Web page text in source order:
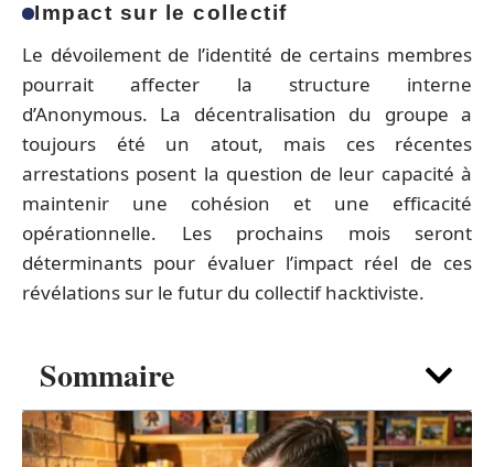
Sommaire
Impact sur le collectif
Le dévoilement de l’identité de certains membres
pourrait affecter la structure interne
d’Anonymous. La décentralisation du groupe a
toujours été un atout, mais ces récentes
arrestations posent la question de leur capacité à
maintenir une cohésion et une efficacité
opérationnelle. Les prochains mois seront
déterminants pour évaluer l’impact réel de ces
révélations sur le futur du collectif hacktiviste.